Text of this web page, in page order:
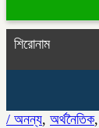
শিরোনাম
/ অনন্য, অর্থনৈতিক,